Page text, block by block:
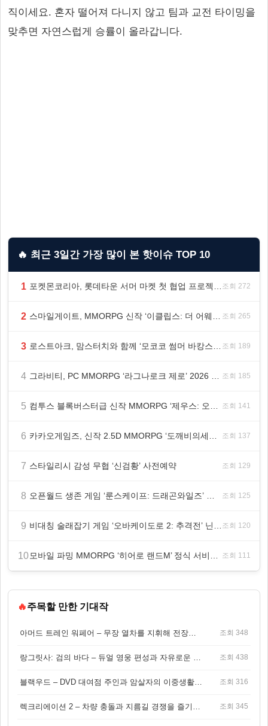
직이세요. 혼자 떨어져 다니지 않고 팀과 교전 타이밍을
맞추면 자연스럽게 승률이 올라갑니다.
🔥 최근 3일간 가장 많이 본 핫이슈 TOP 10
1 조회 272
2 조회 265
3 조회 189
4 조회 185
5 조회 141
6 조회 137
7 스타일리시 감성 무협 ‘신검황’ 사전예약 조회 129
8 조회 125
9 조회 120
10 조회 111
🔥주목할 만한 기대작
조회 348
조회 438
조회 316
조회 345